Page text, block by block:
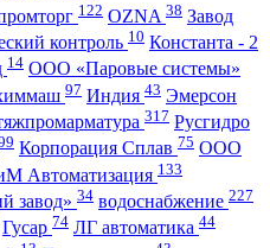
122 OZNA 38 Завод
контроль 10 Константа - 2
14 ООО «Паровые системы»
97 Индия 43 Эмерсон
317 Русгидро
Корпорация Сплав 75 ООО
Автоматизация 133
завод» 34 водоснабжение 227
Гусар 74 ЛГ автоматика 44